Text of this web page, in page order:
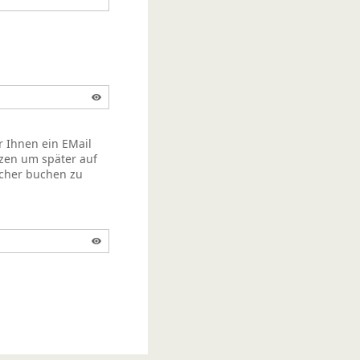
Ihnen ein EMail
um später auf
buchen zu